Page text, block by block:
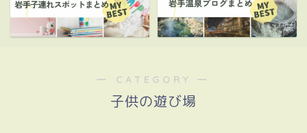
― CATEGORY ―
子供の遊び場